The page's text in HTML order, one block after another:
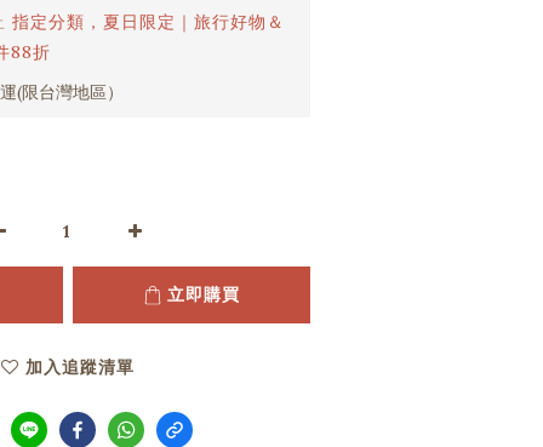
指定分類，夏日限定｜旅行好物＆
88折
(限台灣地區）
立即購買
加入追蹤清單